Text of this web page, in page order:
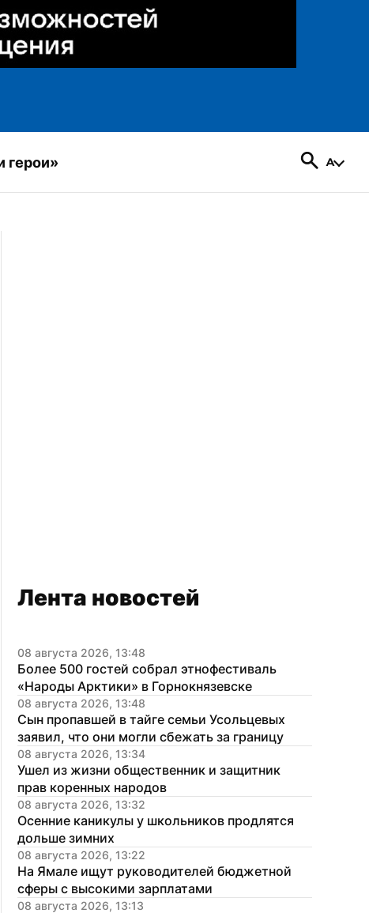
герои»
Лента новостей
08 августа 2026, 13:48
Более 500 гостей собрал этнофестиваль
«Народы Арктики» в Горнокнязевске
08 августа 2026, 13:48
Сын пропавшей в тайге семьи Усольцевых
заявил, что они могли сбежать за границу
08 августа 2026, 13:34
Ушел из жизни общественник и защитник
прав коренных народов
08 августа 2026, 13:32
Осенние каникулы у школьников продлятся
дольше зимних
08 августа 2026, 13:22
На Ямале ищут руководителей бюджетной
сферы с высокими зарплатами
08 августа 2026, 13:13